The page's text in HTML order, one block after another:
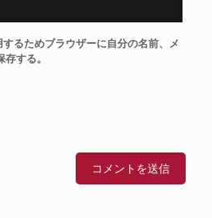
るためブラウザーに自分の名前、メ
する。